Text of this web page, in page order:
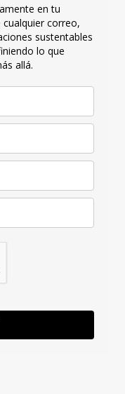
en tu
correo,
sustentables
lo que
allá.